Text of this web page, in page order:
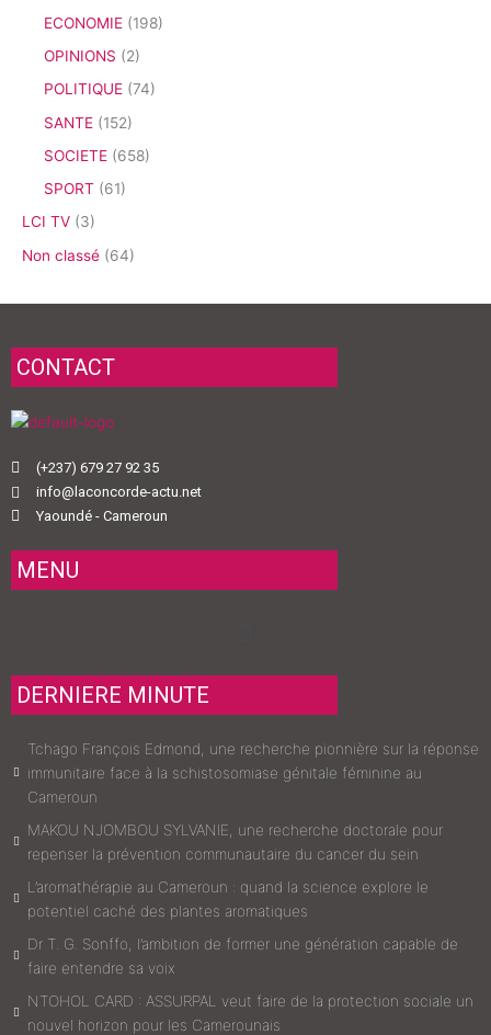
ECONOMIE (198)
OPINIONS (2)
POLITIQUE (74)
SANTE (152)
SOCIETE (658)
SPORT (61)
LCI TV (3)
Non classé (64)
CONTACT
(+237) 679 27 92 35
info@laconcorde-actu.net
Yaoundé - Cameroun
MENU
DERNIERE MINUTE
Tchago François Edmond, une recherche pionnière sur la réponse
immunitaire face à la schistosomiase génitale féminine au
Cameroun
MAKOU NJOMBOU SYLVANIE, une recherche doctorale pour
repenser la prévention communautaire du cancer du sein
L’aromathérapie au Cameroun : quand la science explore le
potentiel caché des plantes aromatiques
Dr T. G. Sonffo, l’ambition de former une génération capable de
faire entendre sa voix
NTOHOL CARD : ASSURPAL veut faire de la protection sociale un
nouvel horizon pour les Camerounais